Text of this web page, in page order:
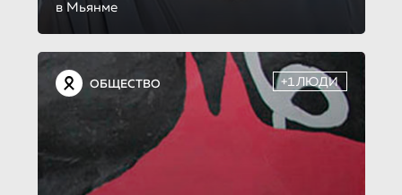
в Мьянме
ОБЩЕСТВО +1ЛЮДИ